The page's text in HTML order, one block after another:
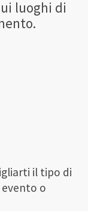
luoghi di
il tipo di
o